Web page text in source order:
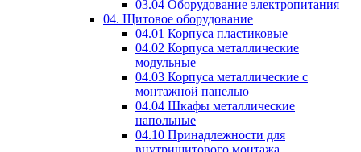
03.04 Оборудование электропитания
04. Щитовое оборудование
04.01 Корпуса пластиковые
04.02 Корпуса металлические
модульные
04.03 Корпуса металлические с
монтажной панелью
04.04 Шкафы металлические
напольные
04.10 Принадлежности для
внутрищитового монтажа